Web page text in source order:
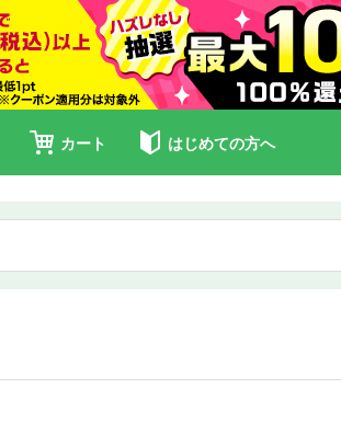
カート はじめての方へ